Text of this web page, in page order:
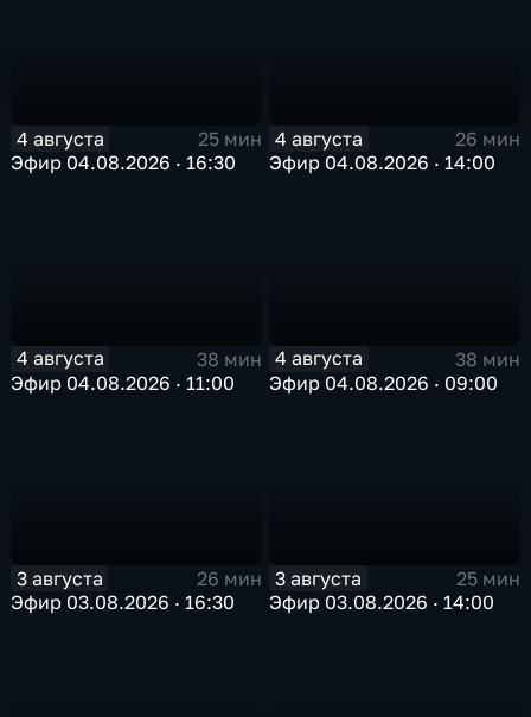
4 августа
25 мин
Эфир 04.08.2026 · 16:30
4 августа
26 мин
Эфир 04.08.2026 · 14:00
4 августа
38 мин
Эфир 04.08.2026 · 11:00
4 августа
38 мин
Эфир 04.08.2026 · 09:00
3 августа
26 мин
Эфир 03.08.2026 · 16:30
3 августа
25 мин
Эфир 03.08.2026 · 14:00